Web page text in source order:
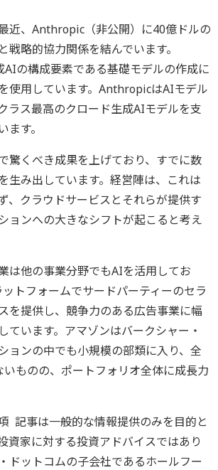
近、Anthropic（非公開）に40億ドルの
戦略的協力関係を結んでいます。
の構成要素である基礎モデルの作成に
使用しています。AnthropicはAIモデル
ラス最高のクロード生成AIモデルを支
す。
驚くべき成果を上げており、すでに数
生み出しています。経営陣は、これは
、クラウドサービスとそれらが提供す
ョンへの大きなシフトが起こると考え
は他の事業分野でもAIを活用してお
トフォームでサードパーティーのセラ
を提供し、競争力のある広告事業に幅
ています。アマゾンはバークシャー・
ョンの中でも小規模の部類に入り、全
ものの、ポートフォリオ全体に成長力
記事は一般的な情報提供のみを目的と
資家に対する投資アドバイスではあり
ドットコムの子会社であるホールフー